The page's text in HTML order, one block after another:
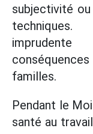
subjectivité
familles.
Pendant le
santé au